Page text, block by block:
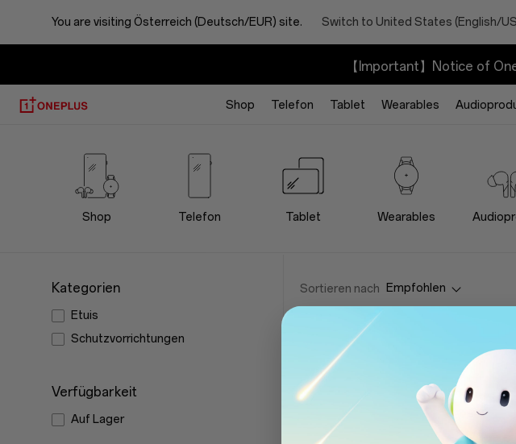
You are visiting Österreich (Deutsch/EUR) site. Switch to United States (English/
【Important】Notice of
Shop Telefon Tablet Wearables
OnePlus
Cases
Protection
Shop Telefon Tablet Wearables
Kategorien
Etuis
Schutzvorrichtungen
Verfügbarkeit
Auf Lager
Sortieren nach Empfohlen
Nicht auf Lager